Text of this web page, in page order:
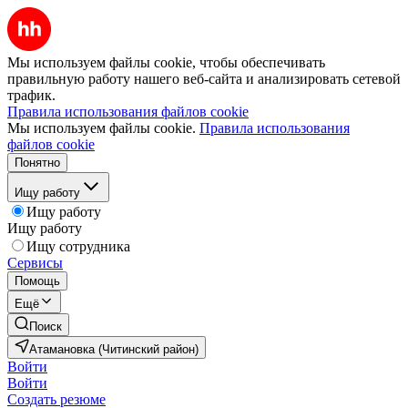
Мы используем файлы cookie, чтобы обеспечивать
правильную работу нашего веб-сайта и анализировать сетевой
трафик.
Правила использования файлов cookie
Мы используем файлы cookie. Правила использования
файлов cookie
Понятно
Ищу работу
Ищу работу
Ищу работу
Ищу сотрудника
Сервисы
Помощь
Ещё
Поиск
Атамановка (Читинский район)
Войти
Войти
Создать резюме